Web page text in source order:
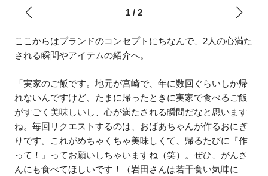
1/ 2
ここからはブランドのコンセプトにちなんで、2人の心満た
される瞬間やアイテムの紹介へ。
「実家のご飯です。地元が宮崎で、年に数回ぐらいしか帰
れないんですけど、たまに帰ったときに実家で食べるご飯
がすごく美味しいし、心が満たされる瞬間だなと思います
ね。毎回リクエストするのは、おばあちゃんが作るおにぎ
りです。これがめちゃくちゃ美味しくて、帰るたびに『作
って！』ってお願いしちゃいますね（笑）。ぜひ、がんさ
んにも食べてほしいです！（岩田さんは若干食い気味に